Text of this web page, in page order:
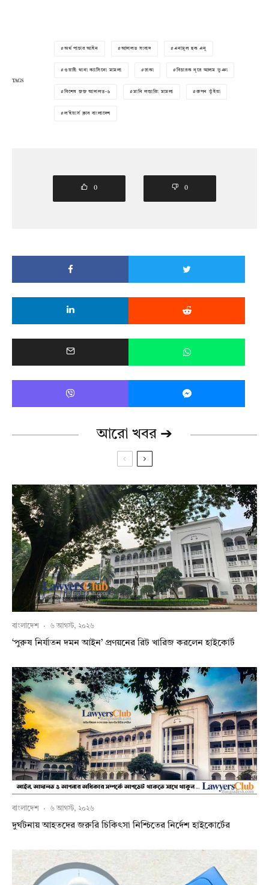
TAGS
অর্থ পাচার আইন আদালত সংবাদ এনামুল হক এনু
ওয়ারী থানা ক্যাসিনো মামলা ঢাকা বিচারক নূরে আলম ভূঞা
বিশেষ জজ আদালত-৬ মানি লন্ডারিং মামলা রুপন ভূঁইয়া
ল'ইয়ার্স ক্লাব বাংলাদেশ
0 0
আরো খবর ➔
বাংলাদেশ · ৬ আগস্ট, ২০২৬
‘পুরুষ নির্যাতন দমন আইন’ প্রণয়নের রিট খারিজ করলেন হাইকোর্ট
বাংলাদেশ · ৬ আগস্ট, ২০২৬
দুর্ঘটনায় আহতদের জরুরি চিকিৎসা নিশ্চিতের নির্দেশ হাইকোর্টের